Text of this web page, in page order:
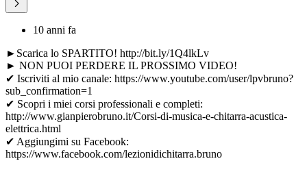
10 anni fa
►Scarica lo SPARTITO! http://bit.ly/1Q4lkLv
► NON PUOI PERDERE IL PROSSIMO VIDEO!
✔ Iscriviti al mio canale: https://www.youtube.com/user/lpvbruno?
sub_confirmation=1
✔ Scopri i miei corsi professionali e completi:
http://www.gianpierobruno.it/Corsi-di-musica-e-chitarra-acustica-
elettrica.html
✔ Aggiungimi su Facebook:
https://www.facebook.com/lezionidichitarra.bruno